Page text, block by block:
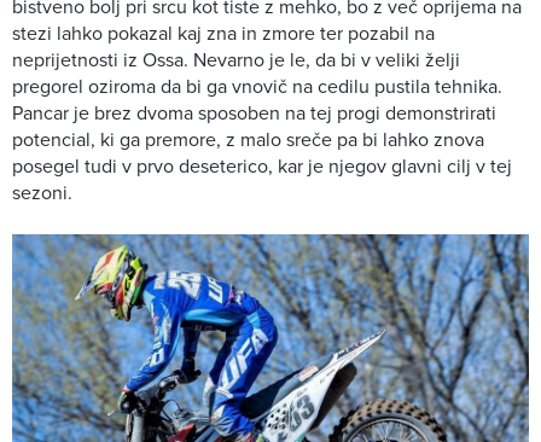
bistveno bolj pri srcu kot tiste z mehko, bo z več oprijema na
stezi lahko pokazal kaj zna in zmore ter pozabil na
neprijetnosti iz Ossa. Nevarno je le, da bi v veliki želji
pregorel oziroma da bi ga vnovič na cedilu pustila tehnika.
Pancar je brez dvoma sposoben na tej progi demonstrirati
potencial, ki ga premore, z malo sreče pa bi lahko znova
posegel tudi v prvo deseterico, kar je njegov glavni cilj v tej
sezoni.